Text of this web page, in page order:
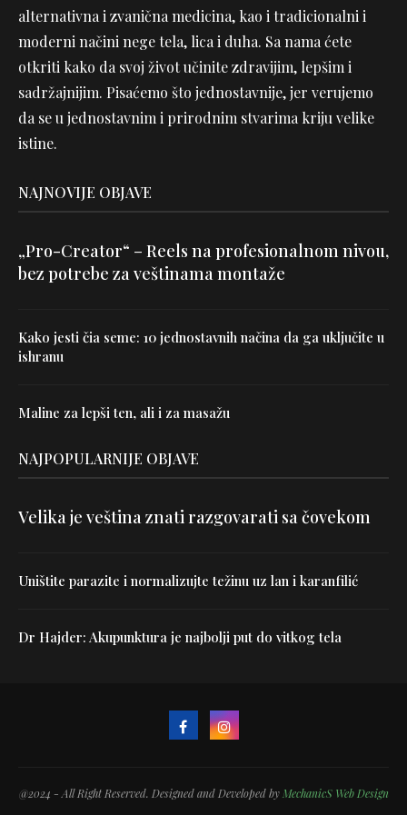
alternativna i zvanična medicina, kao i tradicionalni i
moderni načini nege tela, lica i duha. Sa nama ćete
otkriti kako da svoj život učinite zdravijim, lepšim i
sadržajnijim. Pisaćemo što jednostavnije, jer verujemo
da se u jednostavnim i prirodnim stvarima kriju velike
istine.
NAJNOVIJE OBJAVE
„Pro-Creator“ – Reels na profesionalnom nivou,
bez potrebe za veštinama montaže
Kako jesti čia seme: 10 jednostavnih načina da ga uključite u
ishranu
Maline za lepši ten, ali i za masažu
NAJPOPULARNIJE OBJAVE
Velika je veština znati razgovarati sa čovekom
Uništite parazite i normalizujte težinu uz lan i karanfilić
Dr Hajder: Akupunktura je najbolji put do vitkog tela
@2024 - All Right Reserved. Designed and Developed byMechanicS Web Design